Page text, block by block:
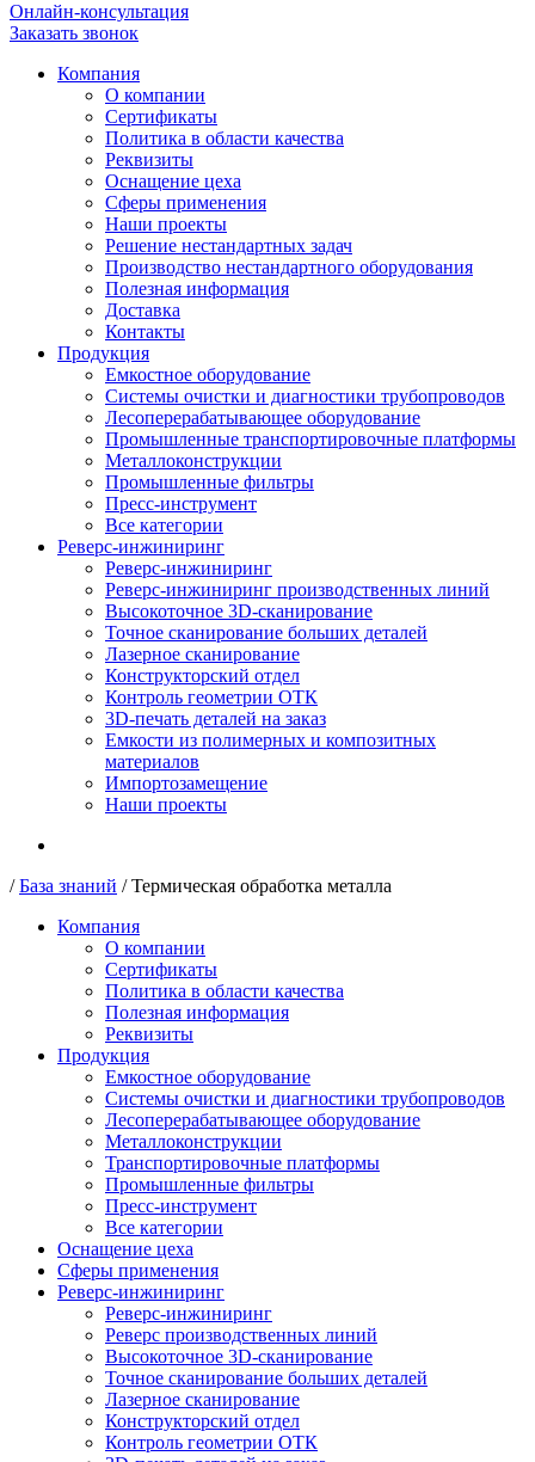
Онлайн-консультация
Заказать звонок
Компания
О компании
Сертификаты
Политика в области качества
Реквизиты
Оснащение цеха
Сферы применения
Наши проекты
Решение нестандартных задач
Производство нестандартного оборудования
Полезная информация
Доставка
Контакты
Продукция
Емкостное оборудование
Системы очистки и диагностики трубопроводов
Лесоперерабатывающее оборудование
Промышленные транспортировочные платформы
Металлоконструкции
Промышленные фильтры
Пресс-инструмент
Все категории
Реверс-инжиниринг
Реверс-инжиниринг
Реверс-инжиниринг производственных линий
Высокоточное 3D-сканирование
Точное сканирование больших деталей
Лазерное сканирование
Конструкторский отдел
Контроль геометрии ОТК
3D-печать деталей на заказ
Емкости из полимерных и композитных
материалов
Импортозамещение
Наши проекты
/База знаний /Термическая обработка металла
Компания
О компании
Сертификаты
Политика в области качества
Полезная информация
Реквизиты
Продукция
Емкостное оборудование
Системы очистки и диагностики трубопроводов
Лесоперерабатывающее оборудование
Металлоконструкции
Транспортировочные платформы
Промышленные фильтры
Пресс-инструмент
Все категории
Оснащение цеха
Сферы применения
Реверс-инжиниринг
Реверс-инжиниринг
Реверс производственных линий
Высокоточное 3D-сканирование
Точное сканирование больших деталей
Лазерное сканирование
Конструкторский отдел
Контроль геометрии ОТК